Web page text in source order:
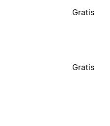
Gratis
Gratis